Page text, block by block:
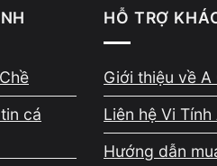
cá
HỖ TRỢ
Giới thiệu về A
Liên hệ Vi Tính
Hướng dẫn